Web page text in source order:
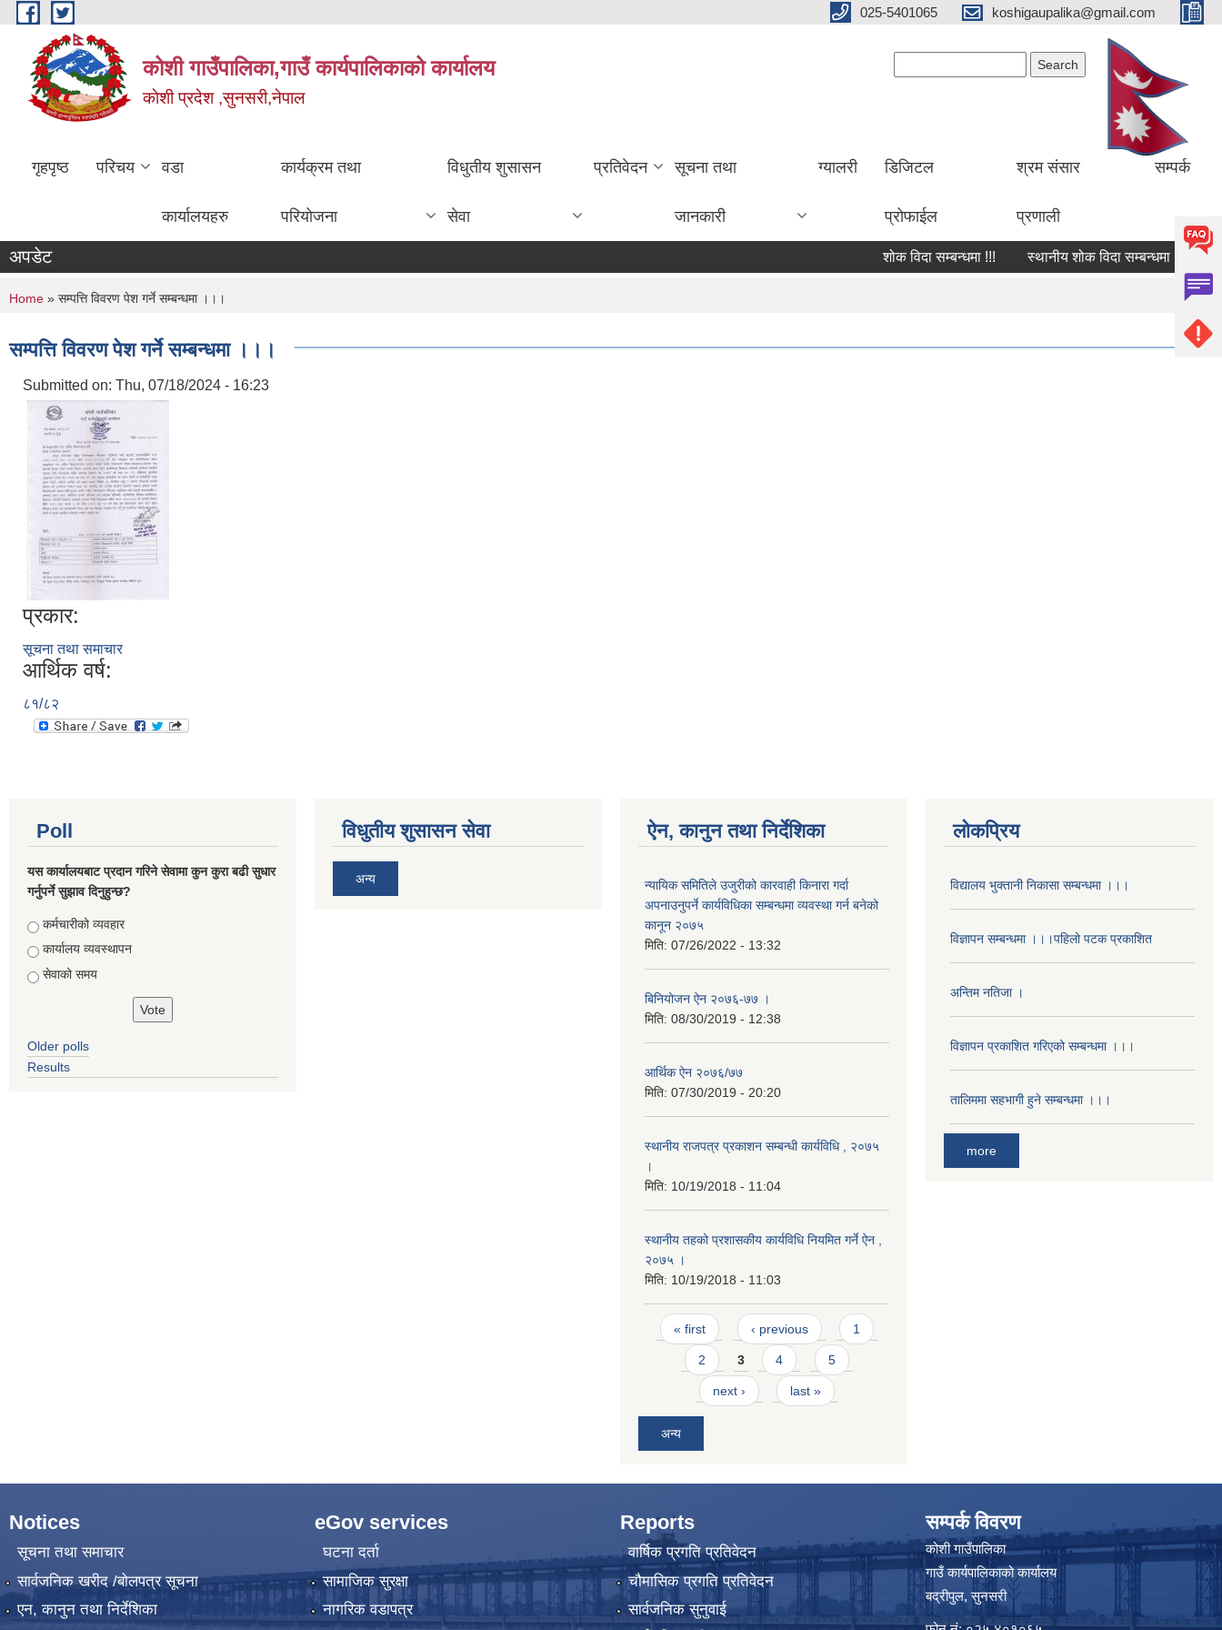
Skip to main content 025-5401065 koshigaupalika@gmail.com
कोशी गाउँपालिका,गाउँ कार्यपालिकाको कार्यालय
काेशी प्रदेश ,सुनसरी,नेपाल
गृहपृष्ठ परिचय वडा
कार्यालयहरु
कार्यक्रम तथा
परियोजना
विधुतीय शुसासन
सेवा
प्रतिवेदन सूचना तथा
जानकारी
ग्यालरी डिजिटल
प्रोफाईल
श्रम संसार
प्रणाली
सम्पर्क
अपडेट शोक विदा सम्बन्धमा !!! स्थानीय शोक विदा सम्बन्धमा !!!
You are here
Home » सम्पत्ति विवरण पेश गर्ने सम्बन्धमा ।।।
सम्पत्ति विवरण पेश गर्ने सम्बन्धमा ।।।
Submitted on: Thu, 07/18/2024 - 16:23
प्रकार:
सूचना तथा समाचार
आर्थिक वर्ष:
८१/८२
Poll
यस कार्यालयबाट प्रदान गरिने सेवामा कुन कुरा बढी सुधार
गर्नुपर्ने सुझाव दिनुहुन्छ?
Choices
कर्मचारीको व्यवहार
कार्यालय व्यवस्थापन
सेवाको समय
Older polls
Results
विधुतीय शुसासन सेवा
अन्य
ऐन, कानुन तथा निर्देशिका
न्यायिक समितिले उजुरीको कारवाही किनारा गर्दा
अपनाउनुपर्ने कार्यविधिका सम्बन्धमा व्यवस्था गर्न बनेको
कानून २०७५
मिति: 07/26/2022 - 13:32
बिनियोजन ऐन २०७६-७७ ।
मिति: 08/30/2019 - 12:38
आर्थिक ऐन २०७६/७७
मिति: 07/30/2019 - 20:20
स्थानीय राजपत्र प्रकाशन सम्बन्धी कार्यविधि , २०७५
।
मिति: 10/19/2018 - 11:04
स्थानीय तहको प्रशासकीय कार्यविधि नियमित गर्ने ऐन ,
२०७५ ।
मिति: 10/19/2018 - 11:03
Pages
« first ‹ previous 1
2 3 4 5
next › last »
अन्य
लोकप्रिय
विद्यालय भुक्तानी निकासा सम्बन्धमा ।।।
विज्ञापन सम्बन्धमा ।।।पहिलो पटक प्रकाशित
अन्तिम नतिजा ।
विज्ञापन प्रकाशित गरिएको सम्बन्धमा ।।।
तालिममा सहभागी हुने सम्बन्धमा ।।।
more
Notices
सूचना तथा समाचार
सार्वजनिक खरीद /बोलपत्र सूचना
एन, कानुन तथा निर्देशिका
eGov services
घटना दर्ता
सामाजिक सुरक्षा
नागरिक वडापत्र
Reports
वार्षिक प्रगति प्रतिवेदन
चौमासिक प्रगति प्रतिवेदन
सार्वजनिक सुनुवाई
सम्पर्क विवरण
कोशी गाउँपालिका
गाउँ कार्यपालिकाको कार्यालय
बद्रीपुल, सुनसरी